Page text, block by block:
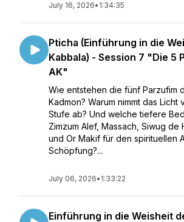
July 16, 2026• 1:34:35
Pticha (Einführung in die
Kabbala) - Session 7 "Die 5
AK"
Wie entstehen die fünf Parzufim
Kadmon? Warum nimmt das Licht
Stufe ab? Und welche tiefere
Zimzum Alef, Massach, Siwug de
und Or Makif für den spirituellen
Schöpfung?...
July 06, 2026• 1:33:22
Einführung in die Weisheit